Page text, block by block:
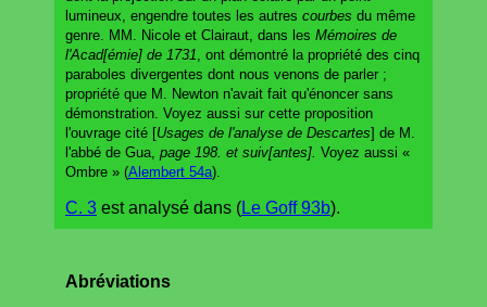
lumineux, engendre toutes les autres courbes du même
genre. MM. Nicole et Clairaut, dans les Mémoires de
l'Acad[émie] de 1731 , ont démontré la propriété des cinq
paraboles divergentes dont nous venons de parler ;
propriété que M. Newton n'avait fait qu'énoncer sans
démonstration. Voyez aussi sur cette proposition
l'ouvrage cité [Usages de l'analyse de Descartes] de M.
l'abbé de Gua, page 198. et suiv[antes]. Voyez aussi «
Ombre » (Alembert 54a).
C. 3 est analysé dans (Le Goff 93b).
Abréviations